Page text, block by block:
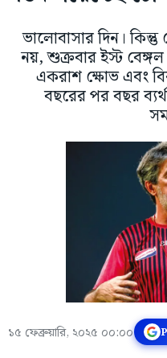
ভালোবাসার দিন।
নয়, শুক্রবার ইস্ট
একরাশ ক্ষোভ এবং
বছরের পর বছর
১৫ ফেব্রুয়ারি, ২০২৫ ০০:০০